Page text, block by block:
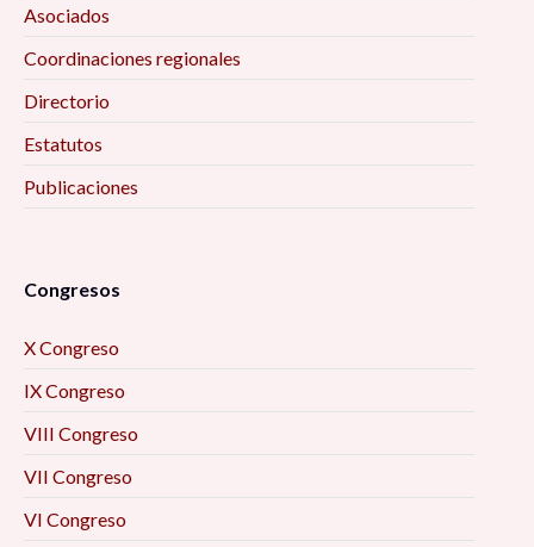
Asociados
Coordinaciones regionales
Directorio
Estatutos
Publicaciones
Congresos
X Congreso
IX Congreso
VIII Congreso
VII Congreso
VI Congreso